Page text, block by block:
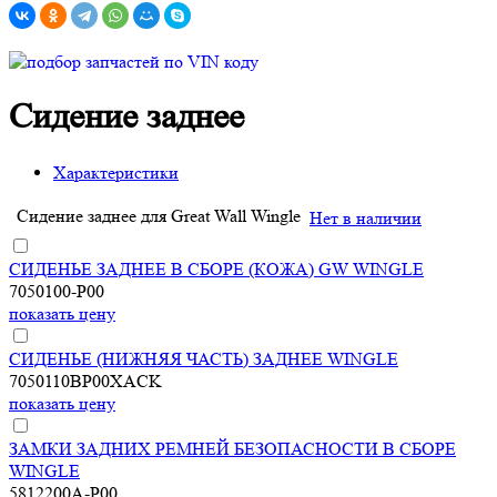
Сидение заднее
Характеристики
Сидение заднее для Great Wall Wingle Нет в наличии
СИДЕНЬЕ ЗАДНЕЕ В СБОРЕ (КОЖА) GW WINGLE
7050100-P00
показать цену
СИДЕНЬЕ (НИЖНЯЯ ЧАСТЬ) ЗАДНЕЕ WINGLE
7050110BP00XACK
показать цену
ЗАМКИ ЗАДНИХ РЕМНЕЙ БЕЗОПАСНОСТИ В СБОРЕ
WINGLE